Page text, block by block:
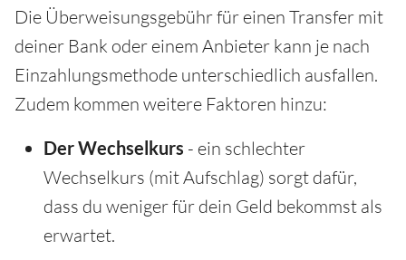
Die Überweisungsgebühr für einen Transfer mit
deiner Bank oder einem Anbieter kann je nach
Einzahlungsmethode unterschiedlich ausfallen.
Zudem kommen weitere Faktoren hinzu:
Der Wechselkurs - ein schlechter
Wechselkurs (mit Aufschlag) sorgt dafür,
dass du weniger für dein Geld bekommst als
erwartet.